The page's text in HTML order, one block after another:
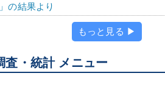
の結果より
もっと見る ▶
査・統計 メニュー